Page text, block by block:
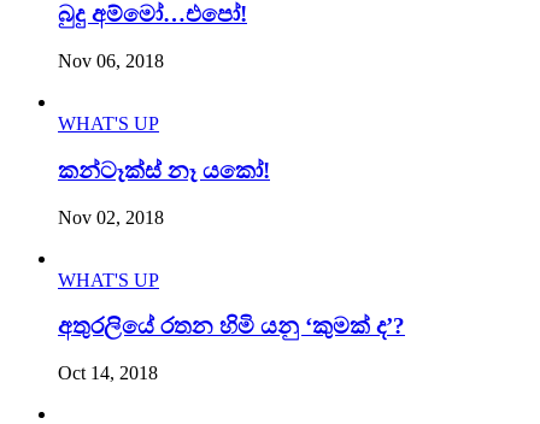
බුදු අම්මෝ…එපෝ!
Nov 06, 2018
WHAT'S UP
කන්ටෑක්ස් නෑ යකෝ!
Nov 02, 2018
WHAT'S UP
අතුරලියේ රතන හිමි යනු ‘කුමක් ද’?
Oct 14, 2018